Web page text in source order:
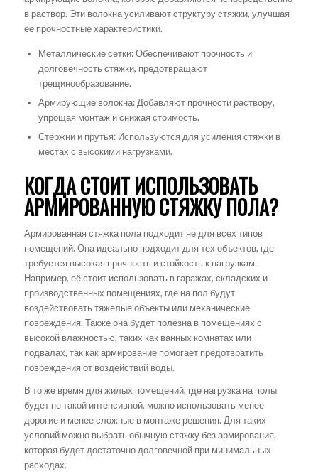
в раствор. Эти волокна усиливают структуру стяжки, улучшая
её прочностные характеристики.
Металлические сетки: Обеспечивают прочность и
долговечность стяжки, предотвращают
трещинообразование.
Армирующие волокна: Добавляют прочности раствору,
упрощая монтаж и снижая стоимость.
Стержни и прутья: Используются для усиления стяжки в
местах с высокими нагрузками.
КОГДА СТОИТ ИСПОЛЬЗОВАТЬ
АРМИРОВАННУЮ СТЯЖКУ ПОЛА?
Армированная стяжка пола подходит не для всех типов
помещений. Она идеально подходит для тех объектов, где
требуется высокая прочность и стойкость к нагрузкам.
Например, её стоит использовать в гаражах, складских и
производственных помещениях, где на пол будут
воздействовать тяжелые объекты или механические
повреждения. Также она будет полезна в помещениях с
высокой влажностью, таких как ванных комнатах или
подвалах, так как армирование помогает предотвратить
повреждения от воздействий воды.
В то же время для жилых помещений, где нагрузка на полы
будет не такой интенсивной, можно использовать менее
дорогие и менее сложные в монтаже решения. Для таких
условий можно выбрать обычную стяжку без армирования,
которая будет достаточно долговечной при минимальных
расходах.